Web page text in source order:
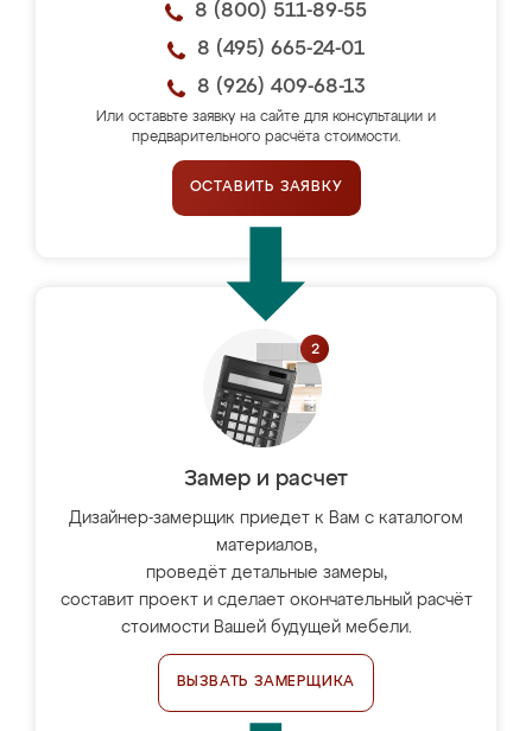
8 (800) 511-89-55
8 (495) 665-24-01
8 (926) 409-68-13
Или оставьте заявку на сайте для консультации и
предварительного расчёта стоимости.
ОСТАВИТЬ ЗАЯВКУ
Замер и расчет
Дизайнер-замерщик приедет к Вам с каталогом
материалов,
проведёт детальные замеры,
составит проект и сделает окончательный расчёт
стоимости Вашей будущей мебели.
ВЫЗВАТЬ ЗАМЕРЩИКА